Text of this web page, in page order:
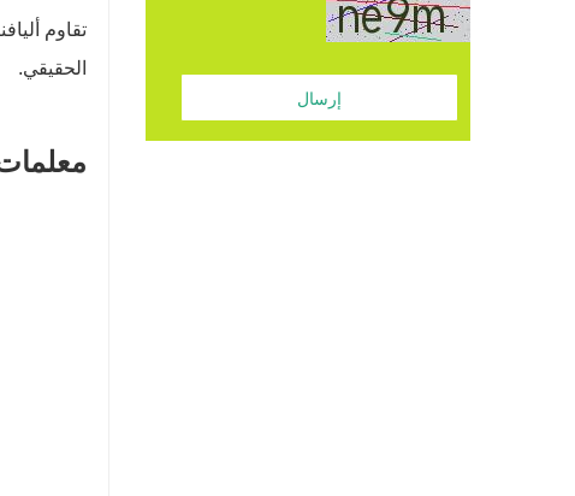
تقاوم
الحقيقي.
إرسال